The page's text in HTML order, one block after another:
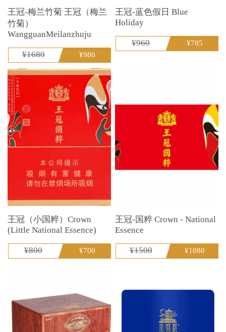
王冠-梅兰竹菊 王冠（梅兰
竹菊）
WangguanMeilanzhuju
¥1680 ¥980
王冠-蓝色假日 Blue
Holiday
¥960 ¥785
王冠（小国粹）Crown
(Little National Essence)
¥800 ¥700
王冠-国粹 Crown - National
Essence
¥1500 ¥1080